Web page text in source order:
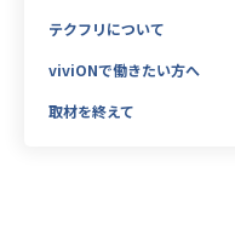
テクフリについて
viviONで働きたい方へ
取材を終えて